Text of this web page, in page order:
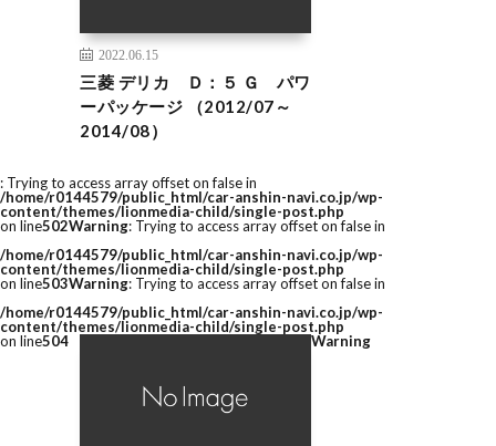
2022.06.15
三菱 デリカ Ｄ：５ Ｇ パワ
ーパッケージ （2012/07～
2014/08）
: Trying to access array offset on false in
/home/r0144579/public_html/car-anshin-navi.co.jp/wp-
content/themes/lionmedia-child/single-post.php
on line502Warning: Trying to access array offset on false in
/home/r0144579/public_html/car-anshin-navi.co.jp/wp-
content/themes/lionmedia-child/single-post.php
on line503Warning: Trying to access array offset on false in
/home/r0144579/public_html/car-anshin-navi.co.jp/wp-
content/themes/lionmedia-child/single-post.php
on line504 Warning